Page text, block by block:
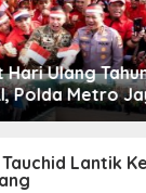
BMKG
Edukasi
dan
Tauchid Lantik